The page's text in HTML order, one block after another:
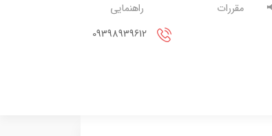
مقررات
راهنمایی